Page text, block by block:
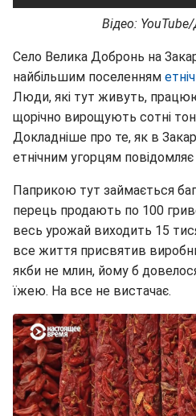
Відео:
Село Велика Добронь на
найбільшим поселенням
Люди, які тут живуть,
щорічно вирощують сотні
Докладніше про те, як в
етнічним угорцям повідомляє
Паприкою тут займається
перець продають по 100
весь урожай виходить 15
все життя присвятив
якби не млин, йому б
їжею. На все не вистачає.